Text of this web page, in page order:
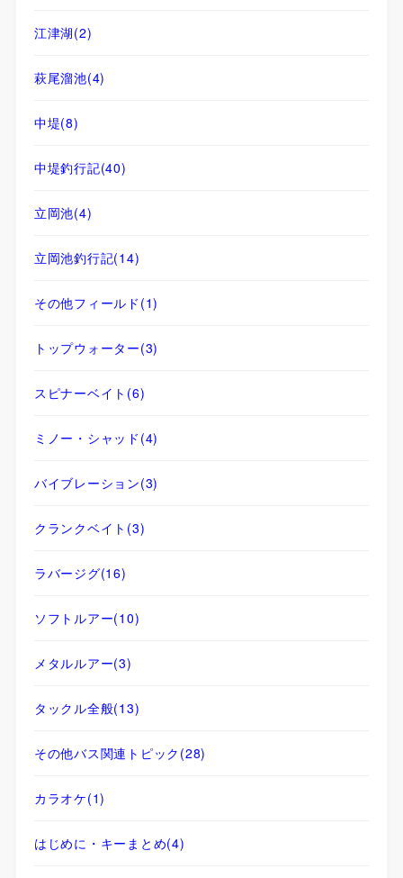
江津湖(2)
萩尾溜池(4)
中堤(8)
中堤釣行記(40)
立岡池(4)
立岡池釣行記(14)
その他フィールド (1)
トップウォーター(3)
スピナーベイト (6)
ミノー・シャッド (4)
バイブレーション(3)
クランクベイト (3)
ラバージグ(16)
ソフトルアー(10)
メタルルアー(3)
タックル全般(13)
その他バス関連トピック (28)
カラオケ(1)
はじめに・キーまとめ(4)